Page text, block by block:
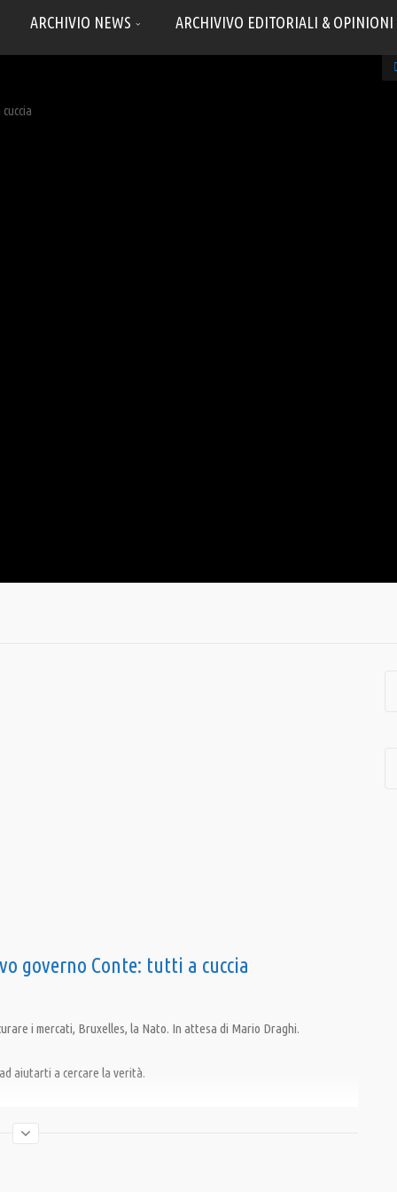
ARCHIVIO NEWS ARCHIVIVO EDITORIALI & OPINIONI
governo Conte: tutti a cuccia
i mercati, Bruxelles, la Nato. In attesa di Mario Draghi.
aiutarti a cercare la verità.